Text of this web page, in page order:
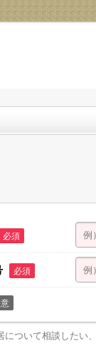
必須
必須